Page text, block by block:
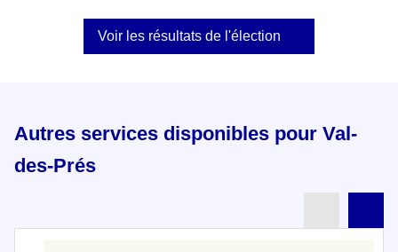
Voir les résultats de l'élection
Autres services disponibles pour Val-
des-Prés